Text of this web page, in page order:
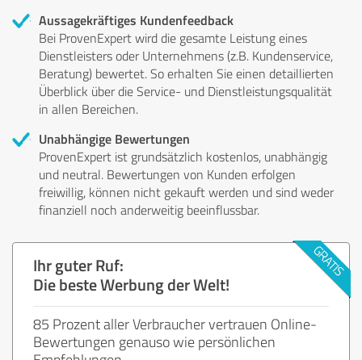
Aussagekräftiges Kundenfeedback
Bei ProvenExpert wird die gesamte Leistung eines
Dienstleisters oder Unternehmens (z.B. Kundenservice,
Beratung) bewertet. So erhalten Sie einen detaillierten
Überblick über die Service- und Dienstleistungsqualität
in allen Bereichen.
Unabhängige Bewertungen
ProvenExpert ist grundsätzlich kostenlos, unabhängig
und neutral. Bewertungen von Kunden erfolgen
freiwillig, können nicht gekauft werden und sind weder
finanziell noch anderweitig beeinflussbar.
Ihr guter Ruf:
Die beste Werbung der Welt!
85 Prozent aller Verbraucher vertrauen Online-
Bewertungen genauso wie persönlichen